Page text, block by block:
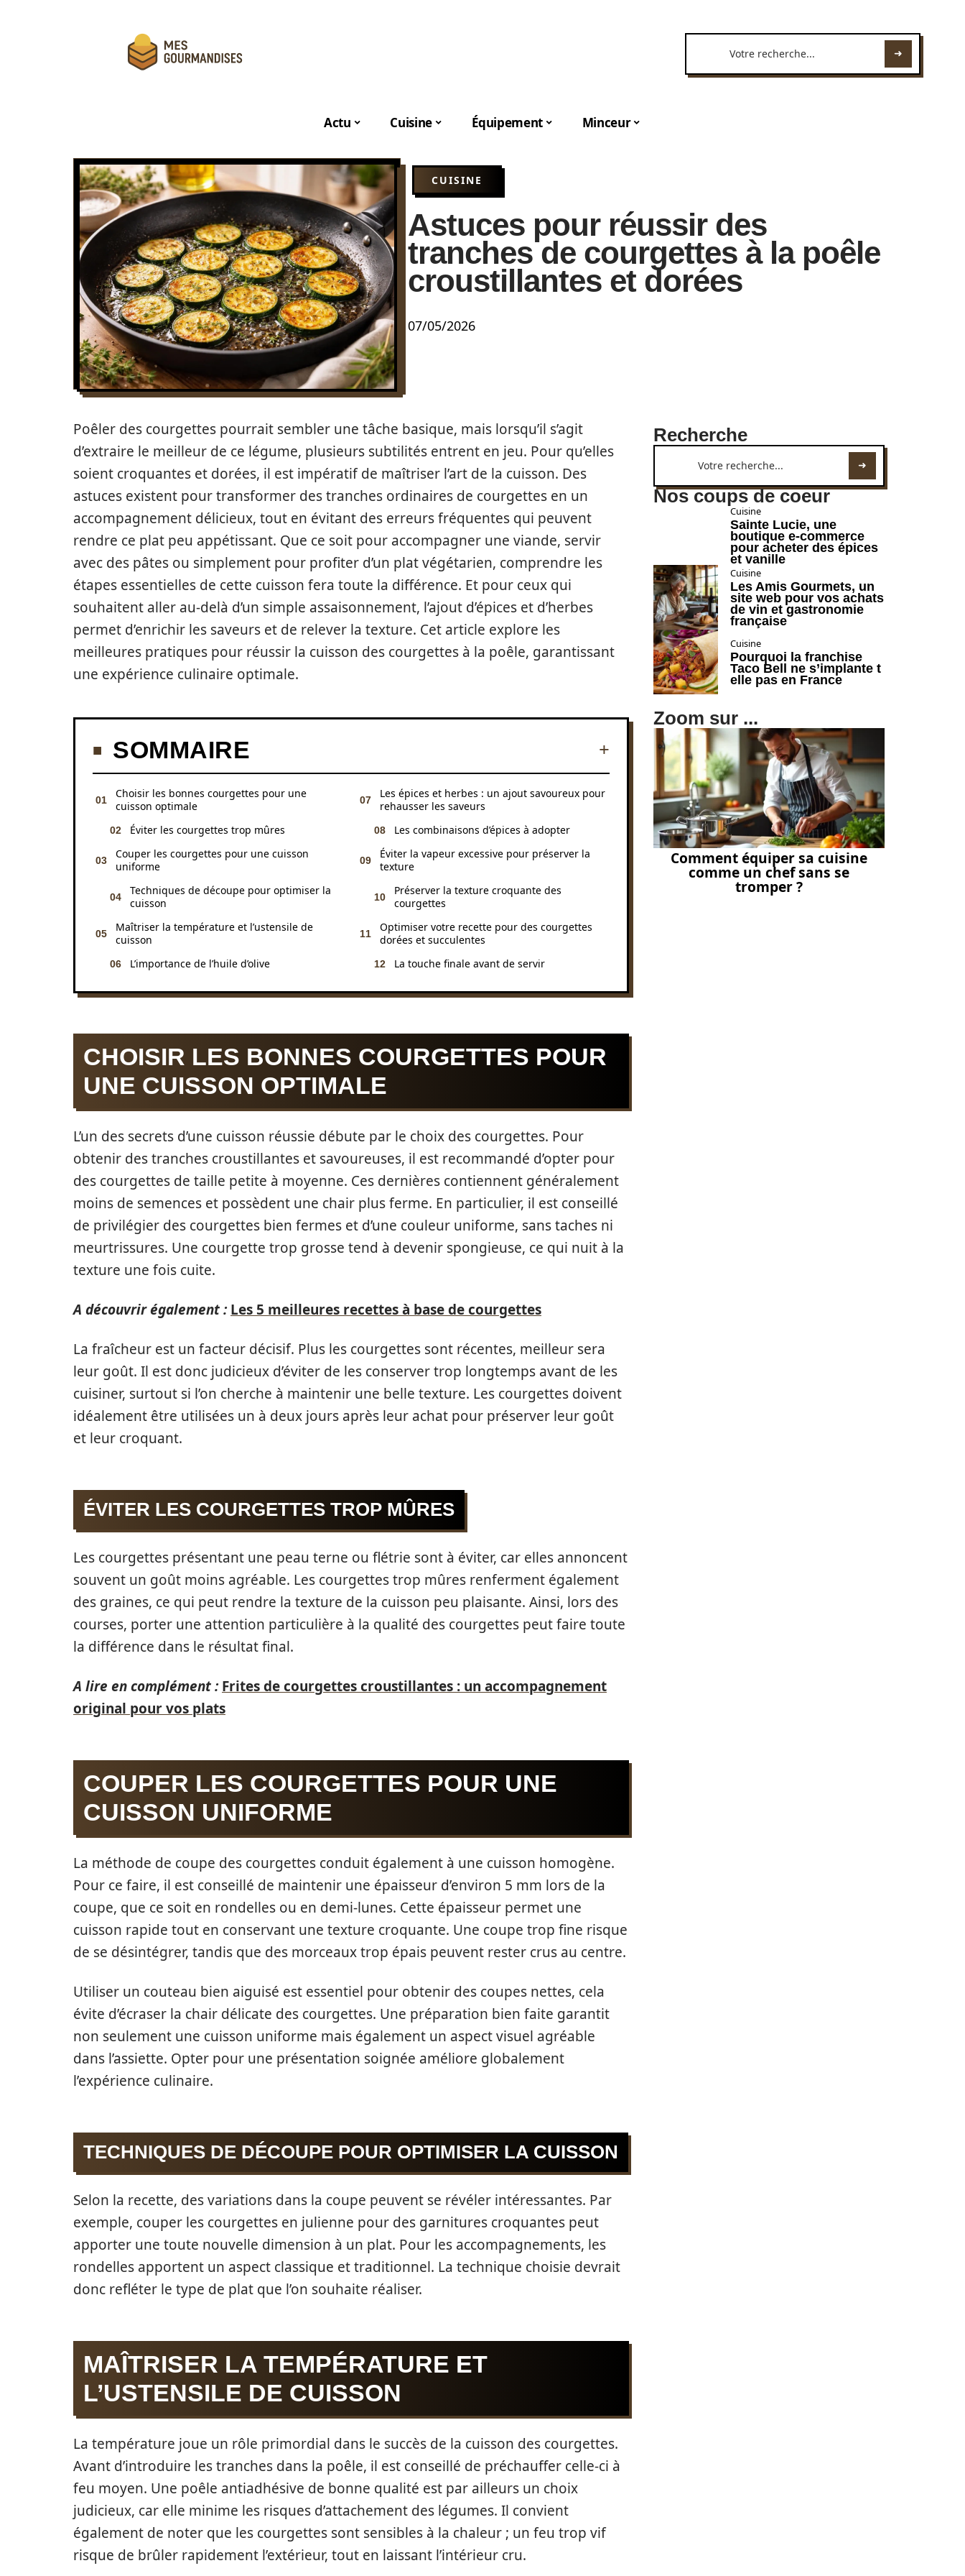
Actu Cuisine Équipement Minceur
CUISINE
Astuces pour réussir des
tranches de courgettes à la poêle
croustillantes et dorées
07/05/2026
Poêler des courgettes pourrait sembler une tâche basique, mais lorsqu’il s’agit
d’extraire le meilleur de ce légume, plusieurs subtilités entrent en jeu. Pour qu’elles
soient croquantes et dorées, il est impératif de maîtriser l’art de la cuisson. Des
astuces existent pour transformer des tranches ordinaires de courgettes en un
accompagnement délicieux, tout en évitant des erreurs fréquentes qui peuvent
rendre ce plat peu appétissant. Que ce soit pour accompagner une viande, servir
avec des pâtes ou simplement pour profiter d’un plat végétarien, comprendre les
étapes essentielles de cette cuisson fera toute la différence. Et pour ceux qui
souhaitent aller au-delà d’un simple assaisonnement, l’ajout d’épices et d’herbes
permet d’enrichir les saveurs et de relever la texture. Cet article explore les
meilleures pratiques pour réussir la cuisson des courgettes à la poêle, garantissant
une expérience culinaire optimale.
SOMMAIRE
Choisir les bonnes courgettes pour une
cuisson optimale
Éviter les courgettes trop mûres
Couper les courgettes pour une cuisson
uniforme
Techniques de découpe pour optimiser la
cuisson
Maîtriser la température et l’ustensile de
cuisson
L’importance de l’huile d’olive
Les épices et herbes : un ajout savoureux pour
rehausser les saveurs
Les combinaisons d’épices à adopter
Éviter la vapeur excessive pour préserver la
texture
Préserver la texture croquante des
courgettes
Optimiser votre recette pour des courgettes
dorées et succulentes
La touche finale avant de servir
CHOISIR LES BONNES COURGETTES POUR
UNE CUISSON OPTIMALE
L’un des secrets d’une cuisson réussie débute par le choix des courgettes. Pour
obtenir des tranches croustillantes et savoureuses, il est recommandé d’opter pour
des courgettes de taille petite à moyenne. Ces dernières contiennent généralement
moins de semences et possèdent une chair plus ferme. En particulier, il est conseillé
de privilégier des courgettes bien fermes et d’une couleur uniforme, sans taches ni
meurtrissures. Une courgette trop grosse tend à devenir spongieuse, ce qui nuit à la
texture une fois cuite.
A découvrir également : Les 5 meilleures recettes à base de courgettes
La fraîcheur est un facteur décisif. Plus les courgettes sont récentes, meilleur sera
leur goût. Il est donc judicieux d’éviter de les conserver trop longtemps avant de les
cuisiner, surtout si l’on cherche à maintenir une belle texture. Les courgettes doivent
idéalement être utilisées un à deux jours après leur achat pour préserver leur goût
et leur croquant.
ÉVITER LES COURGETTES TROP MÛRES
Les courgettes présentant une peau terne ou flétrie sont à éviter, car elles annoncent
souvent un goût moins agréable. Les courgettes trop mûres renferment également
des graines, ce qui peut rendre la texture de la cuisson peu plaisante. Ainsi, lors des
courses, porter une attention particulière à la qualité des courgettes peut faire toute
la différence dans le résultat final.
A lire en complément : Frites de courgettes croustillantes : un accompagnement
original pour vos plats
COUPER LES COURGETTES POUR UNE
CUISSON UNIFORME
La méthode de coupe des courgettes conduit également à une cuisson homogène.
Pour ce faire, il est conseillé de maintenir une épaisseur d’environ 5 mm lors de la
coupe, que ce soit en rondelles ou en demi-lunes. Cette épaisseur permet une
cuisson rapide tout en conservant une texture croquante. Une coupe trop fine risque
de se désintégrer, tandis que des morceaux trop épais peuvent rester crus au centre.
Utiliser un couteau bien aiguisé est essentiel pour obtenir des coupes nettes, cela
évite d’écraser la chair délicate des courgettes. Une préparation bien faite garantit
non seulement une cuisson uniforme mais également un aspect visuel agréable
dans l’assiette. Opter pour une présentation soignée améliore globalement
l’expérience culinaire.
TECHNIQUES DE DÉCOUPE POUR OPTIMISER LA CUISSON
Selon la recette, des variations dans la coupe peuvent se révéler intéressantes. Par
exemple, couper les courgettes en julienne pour des garnitures croquantes peut
apporter une toute nouvelle dimension à un plat. Pour les accompagnements, les
rondelles apportent un aspect classique et traditionnel. La technique choisie devrait
donc refléter le type de plat que l’on souhaite réaliser.
MAÎTRISER LA TEMPÉRATURE ET
L’USTENSILE DE CUISSON
La température joue un rôle primordial dans le succès de la cuisson des courgettes.
Avant d’introduire les tranches dans la poêle, il est conseillé de préchauffer celle-ci à
feu moyen. Une poêle antiadhésive de bonne qualité est par ailleurs un choix
judicieux, car elle minime les risques d’attachement des légumes. Il convient
également de noter que les courgettes sont sensibles à la chaleur ; un feu trop vif
risque de brûler rapidement l’extérieur, tout en laissant l’intérieur cru.
Recherche
Nos coups de coeur
Cuisine
Sainte Lucie, une
boutique e-commerce
pour acheter des épices
et vanille
Cuisine
Les Amis Gourmets, un
site web pour vos achats
de vin et gastronomie
française
Cuisine
Pourquoi la franchise
Taco Bell ne s’implante t
elle pas en France
Zoom sur ...
Comment équiper sa cuisine
comme un chef sans se
tromper ?